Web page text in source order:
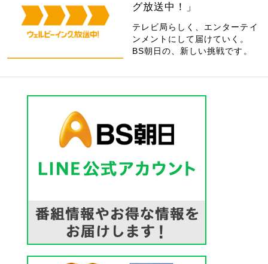
グ放送中！」
テレビ局らしく、エンターテイ
ンメントにして届けていく。
BS朝日の、新しい挑戦です。